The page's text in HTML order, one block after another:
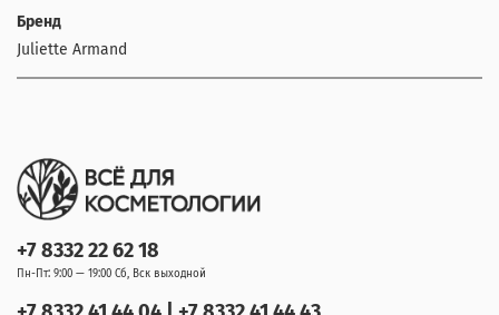
Бренд
Juliette Armand
+7 8332 22 62 18
Пн-Пт: 9:00 — 19:00 Сб, Вск выходной